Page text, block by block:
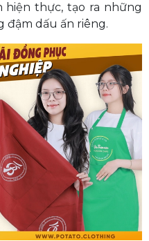
hiện thực, tạo ra những
đậm dấu ấn riêng.